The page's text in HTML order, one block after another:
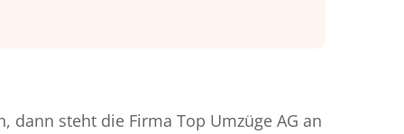
dann steht die Firma Top Umzüge AG an